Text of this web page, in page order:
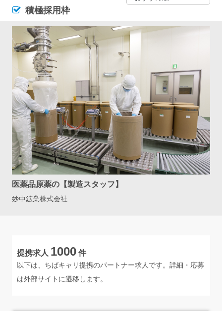
積極採用枠
医薬品原薬の【製造スタッフ】
妙中鉱業株式会社
提携求人 1000 件
以下は、ちばキャリ提携のパートナー求人です。詳細・応募
は外部サイトに遷移します。